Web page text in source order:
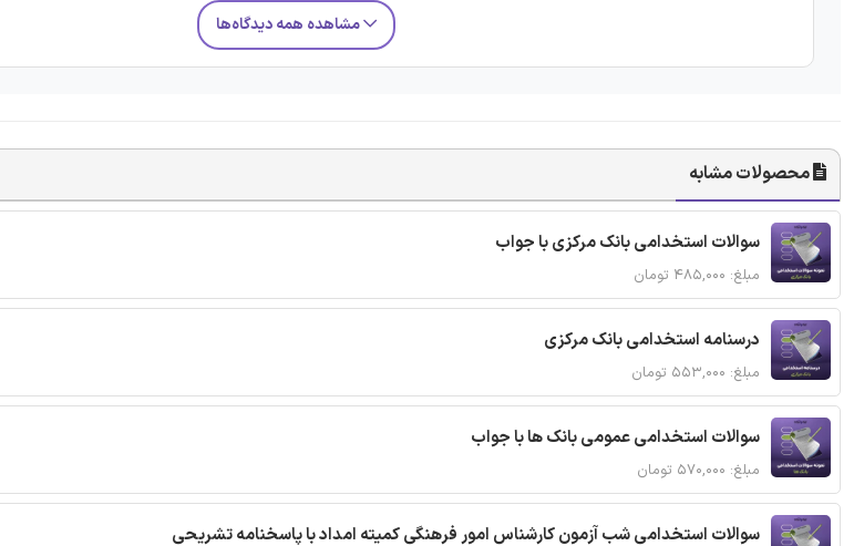
مشاهده همه دیدگاه‌ها
محصولات مشابه
سوالات استخدامی بانک مرکزی با جواب
مبلغ: ۴۸۵,۰۰۰ تومان
درسنامه استخدامی بانک مرکزی
مبلغ: ۵۵۳,۰۰۰ تومان
سوالات استخدامی عمومی بانک ها با جواب
مبلغ: ۵۷۰,۰۰۰ تومان
سوالات استخدامی شب آزمون کارشناس امور فرهنگی کمیته امداد با پاسخنامه تشریحی